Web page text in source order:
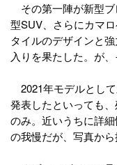
その第一陣が新型
型SUV、さらにカマ
タイルのデザインと
入りを果たした。が
2021年モデルとして
発表したといっても
のみ。近いうちに詳
の我慢だが、写真から